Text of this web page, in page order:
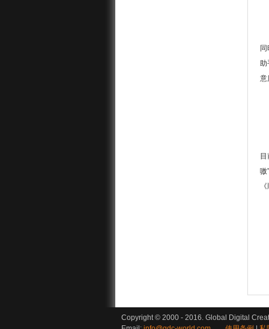
助
意
嗷
Copyright © 2000 - 2016. Global Digital